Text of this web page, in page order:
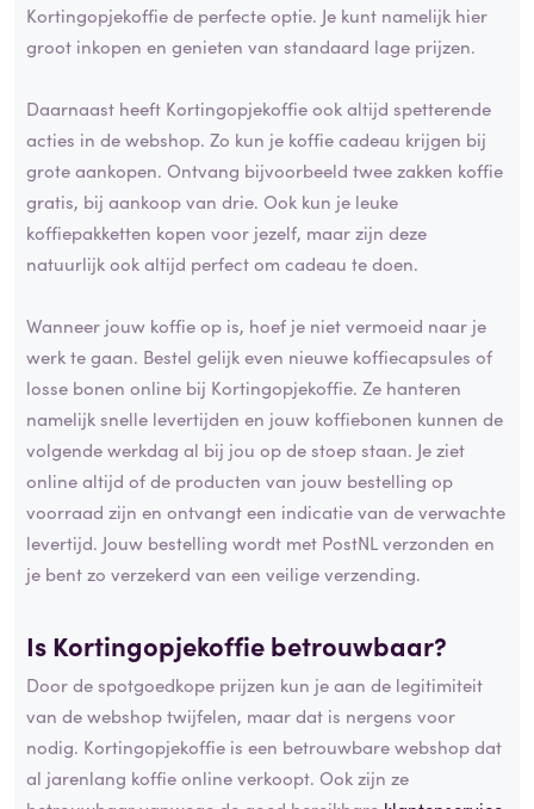
Kortingopjekoffie de perfecte optie. Je kunt namelijk hier
groot inkopen en genieten van standaard lage prijzen.
Daarnaast heeft Kortingopjekoffie ook altijd spetterende
acties in de webshop. Zo kun je koffie cadeau krijgen bij
grote aankopen. Ontvang bijvoorbeeld twee zakken koffie
gratis, bij aankoop van drie. Ook kun je leuke
koffiepakketten kopen voor jezelf, maar zijn deze
natuurlijk ook altijd perfect om cadeau te doen.
Wanneer jouw koffie op is, hoef je niet vermoeid naar je
werk te gaan. Bestel gelijk even nieuwe koffiecapsules of
losse bonen online bij Kortingopjekoffie. Ze hanteren
namelijk snelle levertijden en jouw koffiebonen kunnen de
volgende werkdag al bij jou op de stoep staan. Je ziet
online altijd of de producten van jouw bestelling op
voorraad zijn en ontvangt een indicatie van de verwachte
levertijd. Jouw bestelling wordt met PostNL verzonden en
je bent zo verzekerd van een veilige verzending.
Is Kortingopjekoffie betrouwbaar?
Door de spotgoedkope prijzen kun je aan de legitimiteit
van de webshop twijfelen, maar dat is nergens voor
nodig. Kortingopjekoffie is een betrouwbare webshop dat
al jarenlang koffie online verkoopt. Ook zijn ze